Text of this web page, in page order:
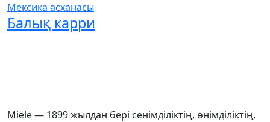
Мексика асханасы
Балық карри
Miele — 1899 жылдан бері сенімділіктің, өнімділіктің,